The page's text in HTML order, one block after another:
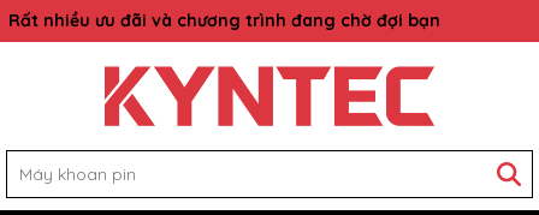
Rất nhiều ưu đãi và chương trình đang chờ đợi bạn